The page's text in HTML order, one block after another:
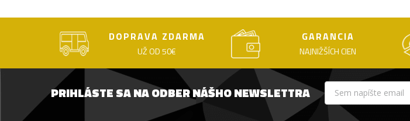
DOPRAVA ZDARMA
UŽ OD 50€
GARANCIA
NAJNIŽŠÍCH CIEN
PRIHLÁSTE SA NA ODBER NÁŠHO NEWSLETTRA